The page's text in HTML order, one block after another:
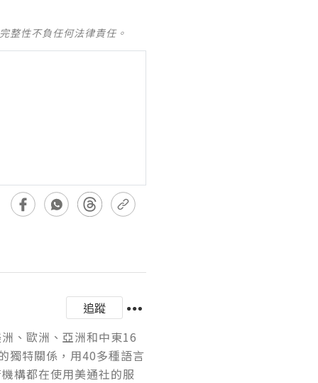
整性不負任何法律責任。
追蹤
、歐洲、亞洲和中東16
獨特關係，用40多種語言
構都在使用美通社的服